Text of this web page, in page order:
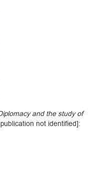
and the study of
not identified]: